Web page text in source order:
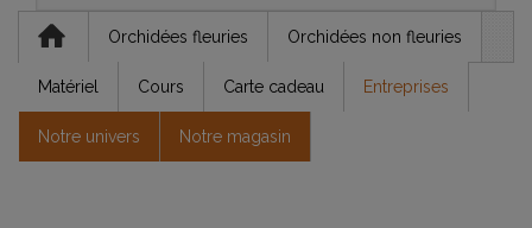
Orchidées fleuries Orchidées non fleuries
Matériel Cours Carte cadeau Entreprises
Notre univers Notre magasin